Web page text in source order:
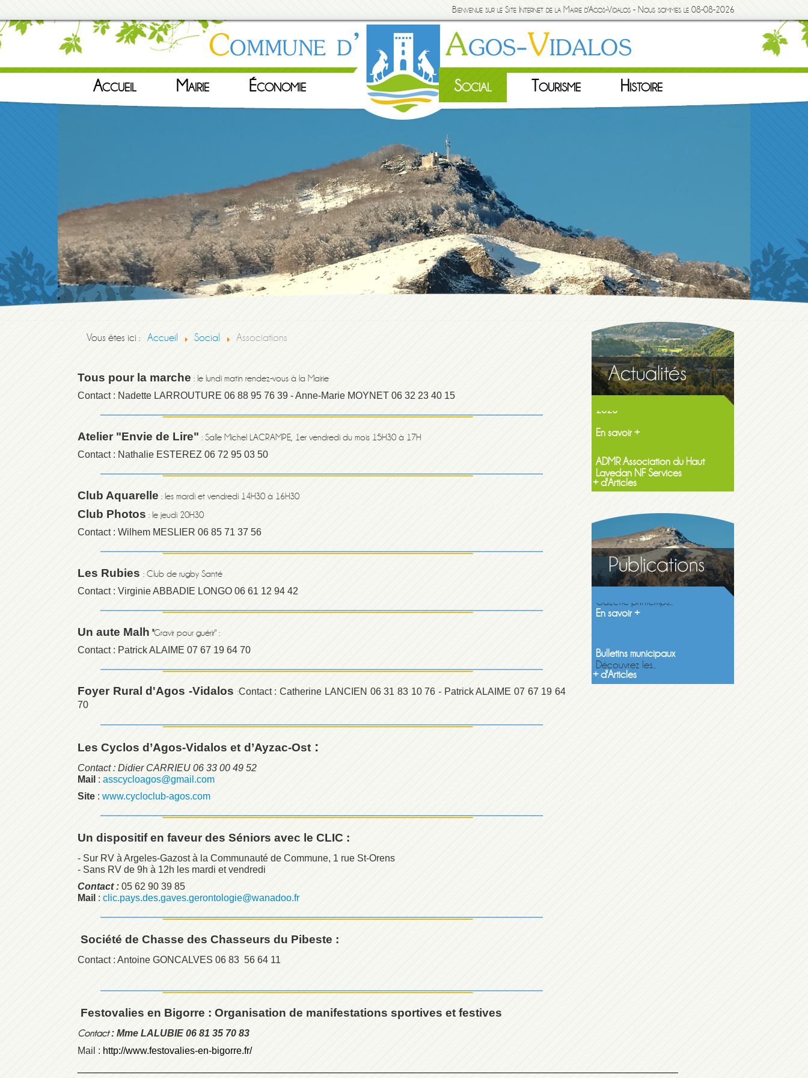
Bienvenue sur le Site Internet de la Mairie d'Agos-Vidalos - Nous sommes le 08-08-2026
Accueil Mairie Économie Social Tourisme Histoire
Vous êtes ici : Accueil Social Associations
Tous pour la marche : le lundi matin rendez-vous à la Mairie
Contact : Nadette LARROUTURE 06 88 95 76 39 - Anne-Marie MOYNET 06 32 23 40 15
Atelier "Envie de Lire" : Salle Michel LACRAMPE, 1er vendredi du mois 15H30 à 17H
Contact : Nathalie ESTEREZ 06 72 95 03 50
Club Aquarelle : les mardi et vendredi 14H30 à 16H30
Club Photos : le jeudi 20H30
Contact : Wilhem MESLIER 06 85 71 37 56
Les Rubies : Club de rugby Santé
Contact : Virginie ABBADIE LONGO 06 61 12 94 42
Un aute Malh "Gravir pour guérir" :
Contact : Patrick ALAIME 07 67 19 64 70
Foyer Rural d'Agos -Vidalos :Contact : Catherine LANCIEN 06 31 83 10 76 - Patrick ALAIME 07 67 19 64
70
Les Cyclos d’Agos-Vidalos et d’Ayzac-Ost :
Contact : Didier CARRIEU 06 33 00 49 52
Mail : asscycloagos@gmail.com
Site : www.cycloclub-agos.com
Un dispositif en faveur des Séniors avec le CLIC :
- Sur RV à Argeles-Gazost à la Communauté de Commune, 1 rue St-Orens
- Sans RV de 9h à 12h les mardi et vendredi
Contact : 05 62 90 39 85
Mail : clic.pays.des.gaves.gerontologie@wanadoo.fr
Société de Chasse des Chasseurs du Pibeste :
Contact : Antoine GONCALVES 06 83 56 64 11
Festovalies en Bigorre : Organisation de manifestations sportives et festives
Contact: Mme LALUBIE 06 81 35 70 83
Mail : http://www.festovalies-en-bigorre.fr/
Maison de la famille itinerante
2026
En savoir +
Lavedan NF Services
En savoir +
+ d'Articles
Gazette printemps 2026
Gazette printemps...
En savoir +
Bulletins municipaux
+ d'Articles